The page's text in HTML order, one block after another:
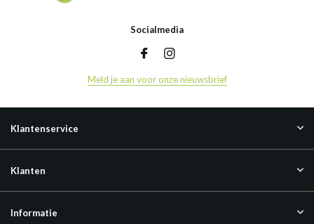
Socialmedia
Meld je aan voor onze nieuwsbrief
Klantenservice
Klanten
Informatie